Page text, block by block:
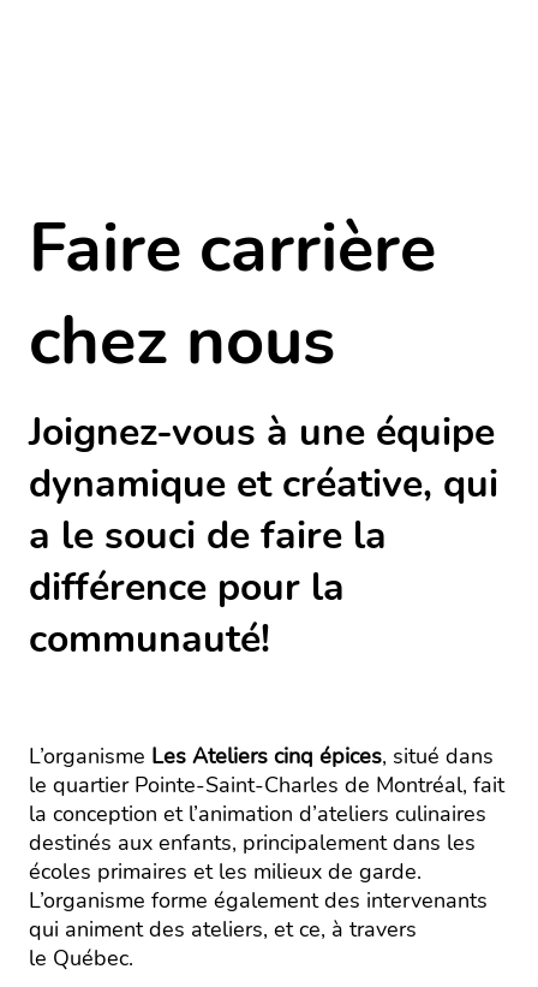
L’organisme Les Ateliers cinq épices, situé dans
le quartier Pointe-Saint-Charles de Montréal, fait
la conception et l’animation d’ateliers culinaires
destinés aux enfants, principalement dans les
écoles primaires et les milieux de garde.
L’organisme forme également des intervenants
qui animent des ateliers, et ce, à travers
le Québec.
Faire carrière
chez nous
Joignez-vous à une équipe
dynamique et créative, qui
a le souci de faire la
différence pour la
communauté!